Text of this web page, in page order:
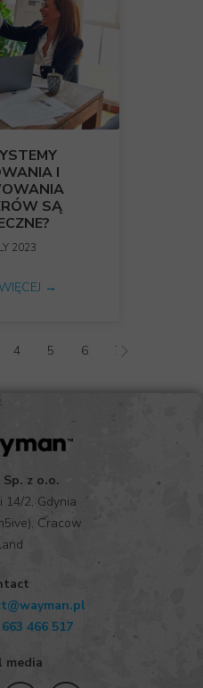
I
SĄ
2023
→
4 5 6 7
media
466 517
z o.o.
14/2, Gdynia
Cracow